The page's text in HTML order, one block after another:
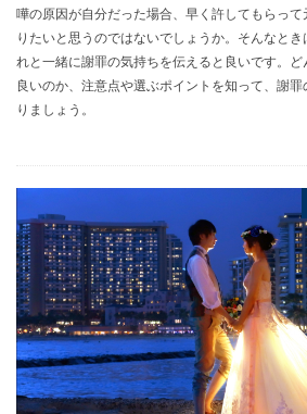
嘩の原因が自分だった場合、早く許してもらっ
りたいと思うのではないでしょうか。そんなと
れと一緒に謝罪の気持ちを伝えると良いです。
良いのか、注意点や選ぶポイントを知って、謝
りましょう。